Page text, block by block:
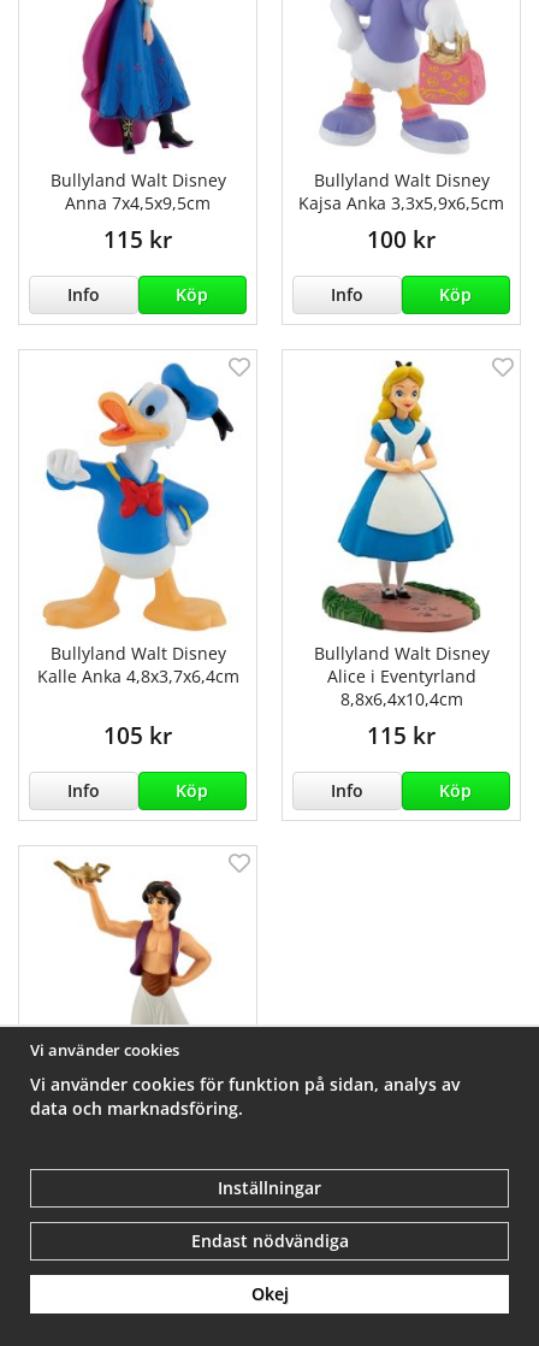
Bullyland Walt Disney
Anna 7x4,5x9,5cm
115 kr
Info Köp
Bullyland Walt Disney
Kajsa Anka 3,3x5,9x6,5cm
100 kr
Info Köp
Bullyland Walt Disney
Kalle Anka 4,8x3,7x6,4cm
105 kr
Info Köp
Bullyland Walt Disney
Alice i Eventyrland
8,8x6,4x10,4cm
115 kr
Info Köp
Aladdin 7x4,4x12,5cm
95 kr
Info Köp
Vi använder cookies
Vi använder cookies för funktion på sidan, analys av
data och marknadsföring.
Inställningar
Endast nödvändiga
Okej